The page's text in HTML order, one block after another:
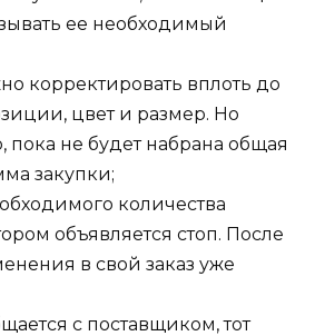
ее необходимый
корректировать вплоть до
цвет и размер. Но
пока не будет набрана общая
закупки;
количества
объявляется стоп. После
в свой заказ уже
с поставщиком, тот